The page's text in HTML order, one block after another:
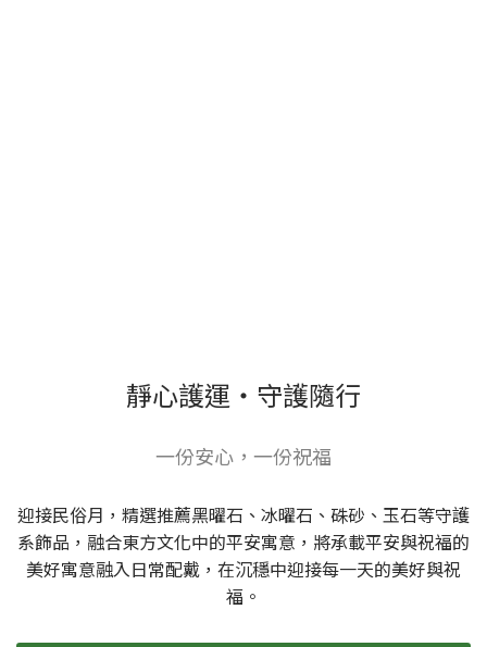
靜心護運・守護隨行
一份安心，一份祝福
迎接民俗月，精選推薦黑曜石、冰曜石、硃砂、玉石等守護
系飾品，融合東方文化中的平安寓意，將承載平安與祝福的
美好寓意融入日常配戴，在沉穩中迎接每一天的美好與祝
福。